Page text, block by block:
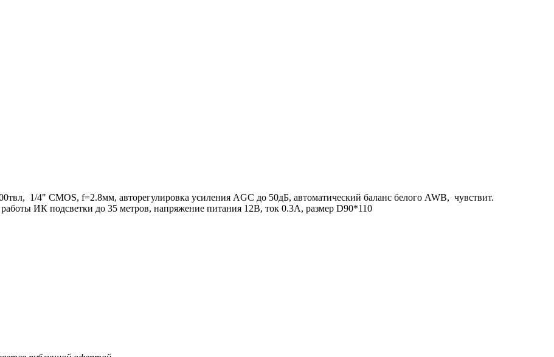
1/4" CMOS, f=2.8мм, авторегулировка усиления AGC до 50дБ, автоматический баланс белого AWB, чувствит.
ИК подсветки до 35 метров, напряжение питания 12В, ток 0.3А, размер D90*110